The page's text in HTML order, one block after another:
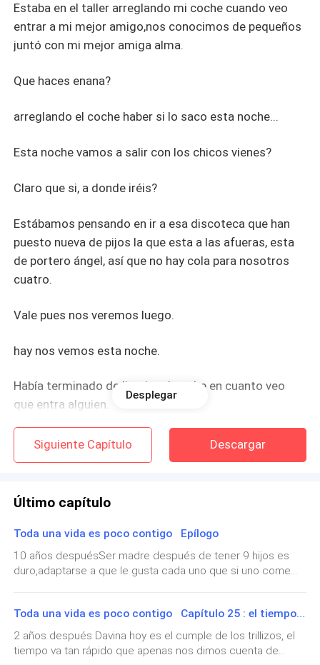
Estaba en el taller arreglando mi coche cuando veo
entrar a mi mejor amigo,nos conocimos de pequeños
juntó con mi mejor amiga alma.
Que haces enana?
arreglando el coche haber si lo saco esta noche...
Esta noche vamos a salir con los chicos vienes?
Claro que si, a donde iréis?
Estábamos pensando en ir a esa discoteca que han
puesto nueva de pijos la que esta a las afueras, esta
de portero ángel, así que no hay cola para nosotros
cuatro.
Vale pues nos veremos luego.
hay nos vemos esta noche.
Había terminado de limpiar el coche en cuanto veo
que entra alguien.
Un chico de unos 27 años o más, viene al mostrador
buscando a alguien para atenderle, me acerco a él y le
Hola puedo ayudarte en algo?
El chico se da la vuelta y madre mía que ojazos que
tiene.
Si pos lo tienes delante
Desplegar
Siguiente Capítulo Descargar
Último capítulo
Toda una vida es poco contigo Epílogo
10 años despuésSer madre después de tener 9 hijos es
duro,adaptarse a que le gusta cada uno que si uno come
que tengo 9 porque supuestamente hugo se hizo la
vasectomia pero nunca se la hizo y que pasó pos sorpresa
otro bebé menos mal que esta vez solo fue uno, luego ya
de eso me ligue las trompas ya no me fiaba de el, con 33
Toda una vida es poco contigo Capítulo 25 : el tiempo va tan rápido que apenas nos dimos cuenta de nada.
2 años después Davina hoy es el cumple de los trillizos, el
tiempo va tan rápido que apenas nos dimos cuenta de